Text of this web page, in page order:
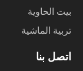
بيت الحاوية
تربية الماشية
اتصل بنا